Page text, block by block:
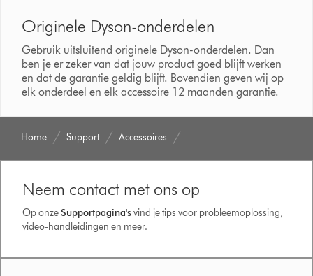
Originele Dyson-onderdelen
Gebruik uitsluitend originele Dyson-onderdelen. Dan
ben je er zeker van dat jouw product goed blijft werken
en dat de garantie geldig blijft. Bovendien geven wij op
elk onderdeel en elk accessoire 12 maanden garantie.
Home Support Accessoires
Neem contact met ons op
Op onzeSupportpagina'svind je tips voor probleemoplossing,
video-handleidingen en meer.